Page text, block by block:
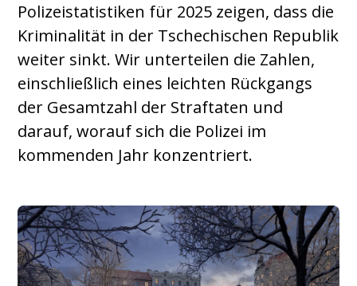
Polizeistatistiken für 2025 zeigen, dass die
Kriminalität in der Tschechischen Republik
weiter sinkt. Wir unterteilen die Zahlen,
einschließlich eines leichten Rückgangs
der Gesamtzahl der Straftaten und
darauf, worauf sich die Polizei im
kommenden Jahr konzentriert.